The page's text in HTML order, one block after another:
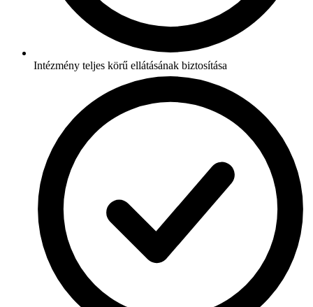
Intézmény teljes körű ellátásának biztosítása